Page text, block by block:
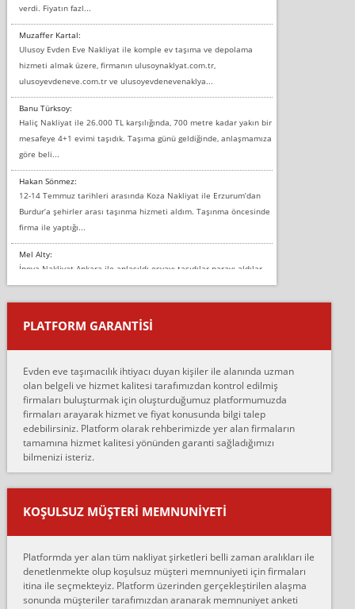
verdi. Fiyatın fazl...
Muzaffer Kartal:
Ulusoy Evden Eve Nakliyat ile komple ev taşıma ve depolama
hizmeti almak üzere, firmanın ulusoynaklyat.com.tr,
ulusoyevdeneve.com.tr ve ulusoyevdenevenaklya...
Banu Türksoy:
Haliç Nakliyat ile 26.000 TL karşılığında, 700 metre kadar yakın bir
mesafeye 4+1 evimi taşıdık. Taşıma günü geldiğinde, anlaşmamıza
göre beli...
Hakan Sönmez:
12-14 Temmuz tarihleri arasında Koza Nakliyat ile Erzurum’dan
Burdur’a şehirler arası taşınma hizmeti aldım. Taşınma öncesinde
firma ile yaptığı...
Mel Alty:
İnova Nakliyat Ankara ile anlaşıldı eşyayı taşıdılar parayı aldılar.
Salon duvarına bir baktım birisi boydan alüminyum renkli bantı
yapıştırm...
Murat:
çalıştıklarını, müş...
Ahmet:
Lüleburgaz güngünes evden eve naklyat eşyalarımı taşımak için
anlaştık sabah eve geldiklerinde de eşyalarımı düzgün şekilde
sarcaz demelerine r...
mehmet güldü:
Ankara ALİCANLAR NAKLİYAT Tutarsız ve ticari ahlak problemleri
var verdikleri fiyat teklifini arttırdılar. Sonrasında taşıma gününde
oldukça tutarsı...
Ankara Alicanlar naklyat tel 5465524025. 2600 TL'ye ankaradan
Konya ya Alicanlar naklyat la anlaştık bu şahıs evin taşınacağı gün
fiyatın mazoto gele...
PLATFORM GARANTİSİ
Evden eve taşımacılık ihtiyacı duyan kişiler ile alanında uzman
olan belgeli ve hizmet kalitesi tarafımızdan kontrol edilmiş
firmaları buluşturmak için oluşturduğumuz platformumuzda
firmaları arayarak hizmet ve fiyat konusunda bilgi talep
edebilirsiniz. Platform olarak rehberimizde yer alan firmaların
tamamına hizmet kalitesi yönünden garanti sağladığımızı
bilmenizi isteriz.
KOŞULSUZ MÜŞTERI MEMNUNIYETI
Platformda yer alan tüm nakliyat şirketleri belli zaman aralıkları ile
denetlenmekte olup koşulsuz müşteri memnuniyeti için firmaları
itina ile seçmekteyiz. Platform üzerinden gerçekleştirilen alaşma
sonunda müşteriler tarafımızdan aranarak memnuniyet anketi